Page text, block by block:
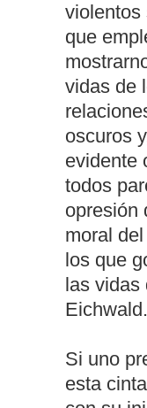
violentos
que
vidas de
oscuros
evidente
todos
opresión
moral
los que
las vidas
Eichwald.
Si uno
esta